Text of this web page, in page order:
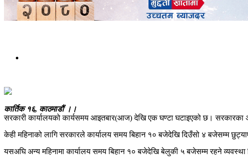
कार्तिक १६, काठमाडौं ।।
सरकारी कार्यालयको कार्यसमय आइतबार(आज) देखि एक घण्टा घटाइएको छ।
केही महिनाको लागि सरकारले कार्यालय समय बिहान १० बजेदेखि दिउँसो ४ बजेसम्म
यसअघि अन्य महिनामा कार्यालय समय बिहान १० बजेदेखि बेलुकी ५ बजेसम्म रहने